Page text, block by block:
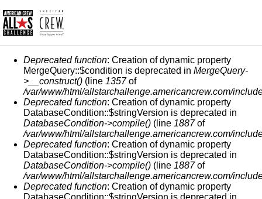
СООБЩЕНИЕ ОБ ОШИБКЕ
Deprecated function: Creation of dynamic property
MergeQuery::$condition is deprecated in MergeQuery-
>__construct() (line 1357of
/var/www/html/allstarchallenge.americancrew.com/
Deprecated function: Creation of dynamic property
DatabaseCondition::$stringVersion is deprecated in
DatabaseCondition->compile() (line 1887of
/var/www/html/allstarchallenge.americancrew.com/
Deprecated function: Creation of dynamic property
DatabaseCondition::$stringVersion is deprecated in
DatabaseCondition->compile() (line 1887of
/var/www/html/allstarchallenge.americancrew.com/
Deprecated function: Creation of dynamic property
DatabaseCondition::$stringVersion is deprecated in